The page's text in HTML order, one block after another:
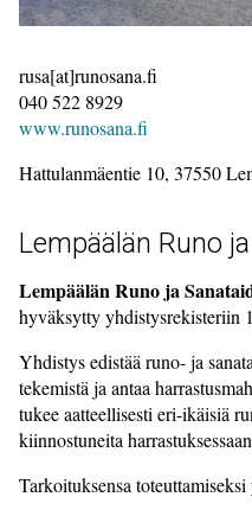
rusa[at]runosana.fi
040 522 8929
www.runosana.fi
Hattulanmäentie 10, 37550
Lempäälän Runo
Lempäälän Runo ja
hyväksytty yhdistysrekisteriin
Yhdistys edistää runo- ja
tekemistä ja antaa
tukee aatteellisesti eri-ikäisiä
kiinnostuneita
Tarkoituksensa